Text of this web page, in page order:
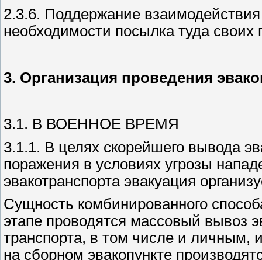
2.3.6. Поддержание
необходимости посылка туда своих
3. Организация проведения
3.1. В ВОЕННОЕ ВРЕМЯ
3.1.1. В целях скорейшего вывода
поражения в условиях угрозы
эвакотранспорта эвакуация
Сущность комбинированного
этапе проводятся массовый вывоз
транспорта, в том числе и
на сборном эвакопункте